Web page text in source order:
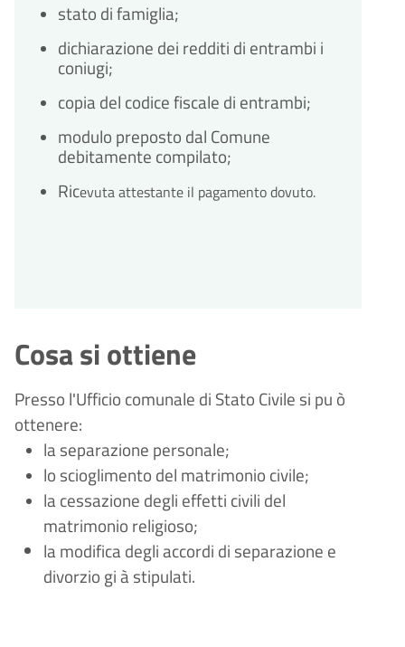
stato di famiglia;
dichiarazione dei redditi di entrambi i
coniugi;
copia del codice fiscale di entrambi;
modulo preposto dal Comune
debitamente compilato;
Ricevuta attestante il pagamento dovuto.
Cosa si ottiene
Presso l'Ufficio comunale di Stato Civile si pu ò
ottenere:
la separazione personale;
lo scioglimento del matrimonio civile;
la cessazione degli effetti civili del
matrimonio religioso;
la modifica degli accordi di separazione e
divorzio giàstipulati.